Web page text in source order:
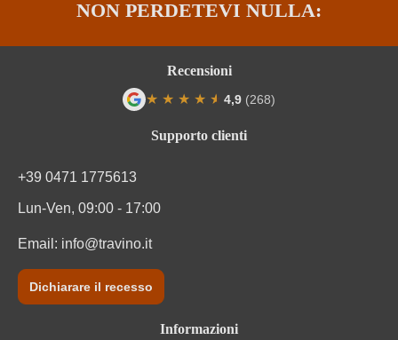
NON PERDETEVI NULLA:
Supporto clienti
+39 0471 1775613
Lun-Ven, 09:00 - 17:00
Email: info@travino.it
Dichiarare il recesso
Informazioni
Recensioni
★ ★ ★ ★ ★
★ 4,9 (268)